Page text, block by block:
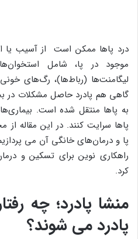
درد پاها ممکن است از آسیب یا
موجود در پا، شامل
لیگامنت‌ها (رباط‌ها)، رگ‌های
گاهی هم پادرد حاصل مشکلات
به پاها منتقل شده است.
پاها سرایت کنند. در این مقاله از
پا و درمان‌های خانگی آن می
راهکاری نوین برای تسکین و
کرد.
منشا پادرد؛ چه
پادرد می شوند؟